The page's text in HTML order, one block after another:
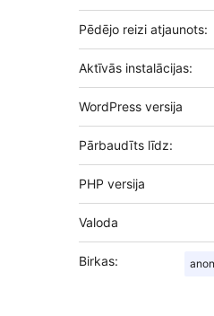
Pēdējo reizi atjaunots:
Aktīvās instalācijas:
WordPress versija
Pārbaudīts līdz:
PHP versija
Valoda
Birkas: